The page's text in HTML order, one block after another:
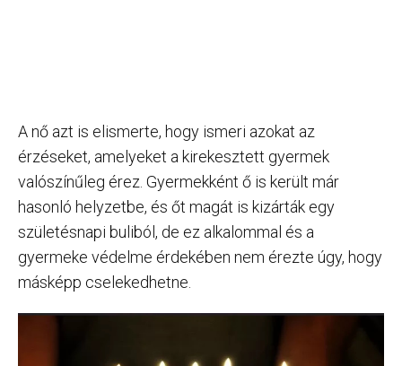
A nő azt is elismerte, hogy ismeri azokat az
érzéseket, amelyeket a kirekesztett gyermek
valószínűleg érez. Gyermekként ő is került már
hasonló helyzetbe, és őt magát is kizárták egy
születésnapi buliból, de ez alkalommal és a
gyermeke védelme érdekében nem érezte úgy, hogy
másképp cselekedhetne.